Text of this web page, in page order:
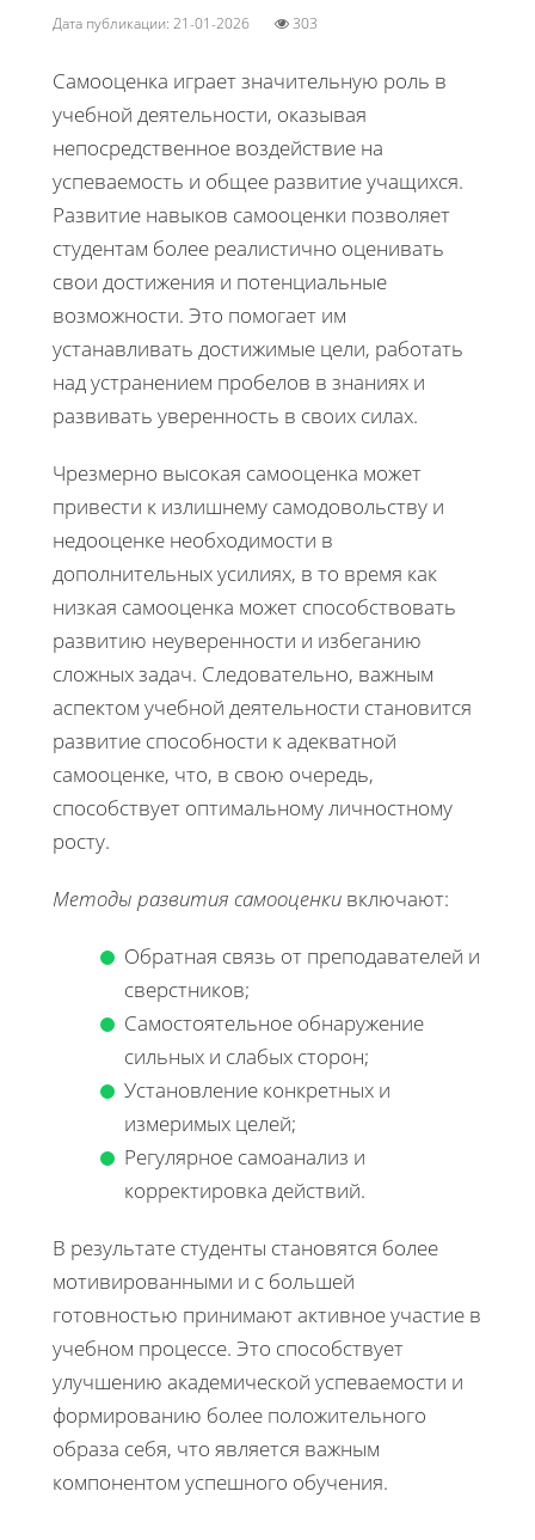
Дата публикации: 21-01-2026 303
Самооценка играет значительную роль в
учебной деятельности, оказывая
непосредственное воздействие на
успеваемость и общее развитие учащихся.
Развитие навыков самооценки позволяет
студентам более реалистично оценивать
свои достижения и потенциальные
возможности. Это помогает им
устанавливать достижимые цели, работать
над устранением пробелов в знаниях и
развивать уверенность в своих силах.
Чрезмерно высокая самооценка может
привести к излишнему самодовольству и
недооценке необходимости в
дополнительных усилиях, в то время как
низкая самооценка может способствовать
развитию неуверенности и избеганию
сложных задач. Следовательно, важным
аспектом учебной деятельности становится
развитие способности к адекватной
самооценке, что, в свою очередь,
способствует оптимальному личностному
росту.
Методы развития самооценки включают:
Обратная связь от преподавателей и
сверстников;
Самостоятельное обнаружение
сильных и слабых сторон;
Установление конкретных и
измеримых целей;
Регулярное самоанализ и
корректировка действий.
В результате студенты становятся более
мотивированными и с большей
готовностью принимают активное участие в
учебном процессе. Это способствует
улучшению академической успеваемости и
формированию более положительного
образа себя, что является важным
компонентом успешного обучения.